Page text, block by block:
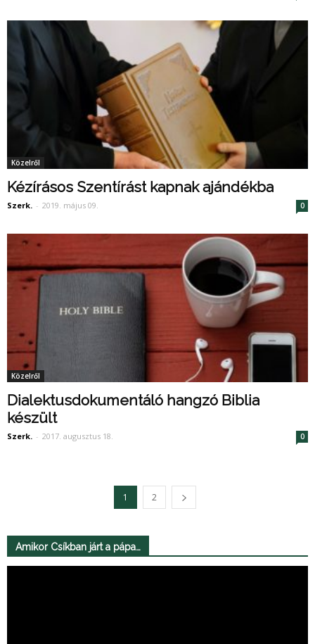
Közelről
Kézírásos Szentírást kapnak ajándékba
Szerk. - 2019. május 09. 0
Közelről
Dialektusdokumentáló hangzó Biblia
készült
Szerk. - 2017. augusztus 18. 0
1 2
Amikor Csíkban járt a pápa…